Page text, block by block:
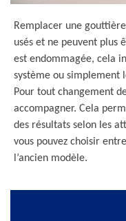
Remplacer une
usés et ne peuvent plus
est endommagée, cela
système ou simplement
Pour tout changement
accompagner. Cela
des résultats selon les
vous pouvez choisir
l’ancien modèle.